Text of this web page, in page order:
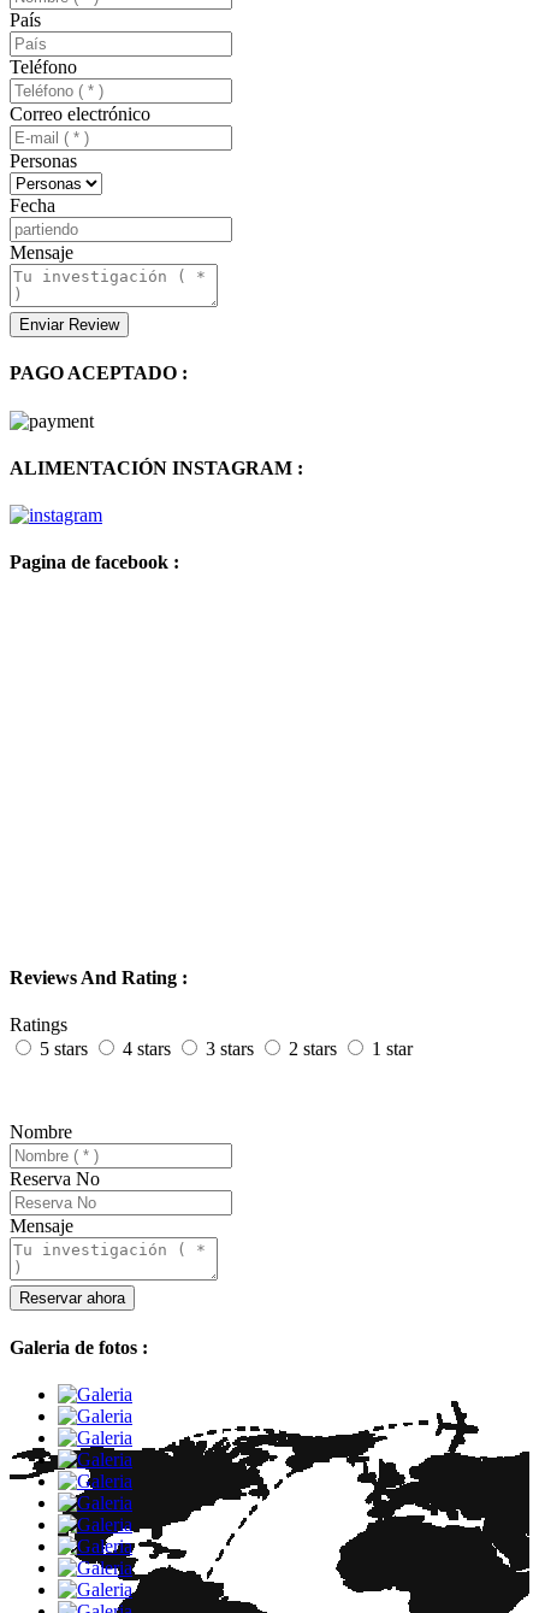
País
Teléfono
Correo electrónico
Personas
Fecha
Mensaje
PAGO ACEPTADO :
ALIMENTACIÓN INSTAGRAM :
Pagina de facebook :
Reviews And Rating :
Ratings
5 stars
4 stars 3 stars 2 stars 1 star
Nombre
Reserva No
Mensaje
Galeria de fotos :